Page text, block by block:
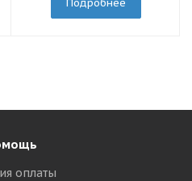
Подробнее
оплаты